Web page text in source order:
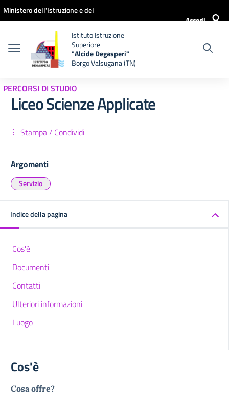
Vai ai contenuti
Vai al menu di navigazione
Vai al footer
Ministero dell'Istruzione e del
Accedi
Istituto Istruzione
Superiore
"Alcide Degasperi"
Borgo Valsugana (TN)
PERCORSI DI STUDIO
Liceo Scienze Applicate
Stampa / Condividi
Argomenti
Servizio
Indice della pagina
Cos'è
Documenti
Contatti
Ulteriori informazioni
Luogo
Cos'è
Cosa offre?